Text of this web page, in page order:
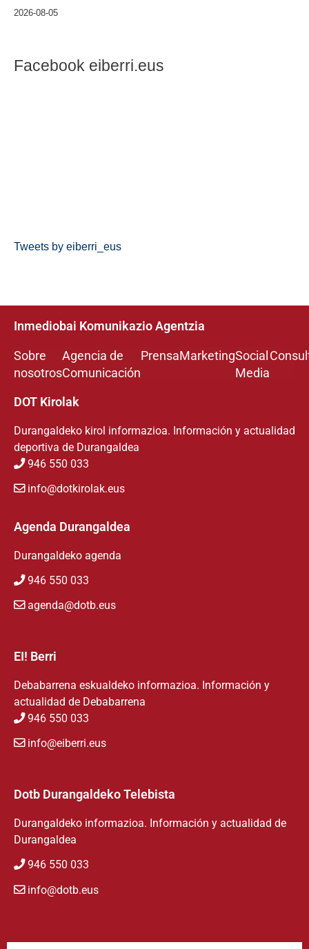
2026-08-05
Facebook eiberri.eus
Tweets by eiberri_eus
Inmediobai Komunikazio Agentzia
Sobre
nosotros
Agencia de
Comunicación
PrensaMarketingSocial
Media
DOT Kirolak
Durangaldeko kirol informazioa. Información y actualidad
deportiva de Durangaldea
946 550 033
info@dotkirolak.eus
Agenda Durangaldea
Durangaldeko agenda
946 550 033
agenda@dotb.eus
EI! Berri
Debabarrena eskualdeko informazioa. Información y
actualidad de Debabarrena
946 550 033
info@eiberri.eus
Dotb Durangaldeko Telebista
Durangaldeko informazioa. Información y actualidad de
Durangaldea
946 550 033
info@dotb.eus